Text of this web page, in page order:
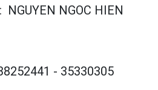
NGUYEN NGOC HIEN
- 35330305